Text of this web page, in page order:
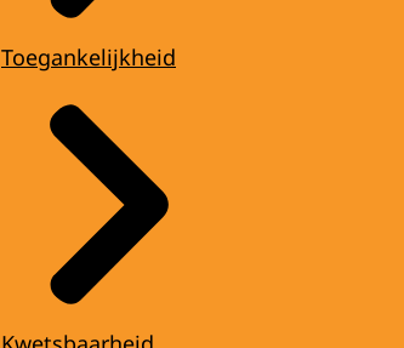
Toegankelijkheid